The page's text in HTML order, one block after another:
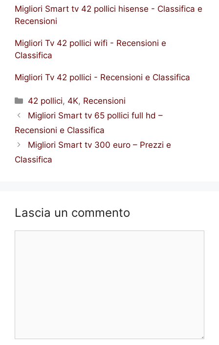
Migliori Smart tv 42 pollici hisense - Classifica e
Recensioni
Migliori Tv 42 pollici wifi - Recensioni e
Classifica
Migliori Tv 42 pollici - Recensioni e Classifica
Categorie
42 pollici, 4K, Recensioni
Migliori Smart tv 65 pollici full hd –
Recensioni e Classifica
Migliori Smart tv 300 euro – Prezzi e
Classifica
Lascia un commento